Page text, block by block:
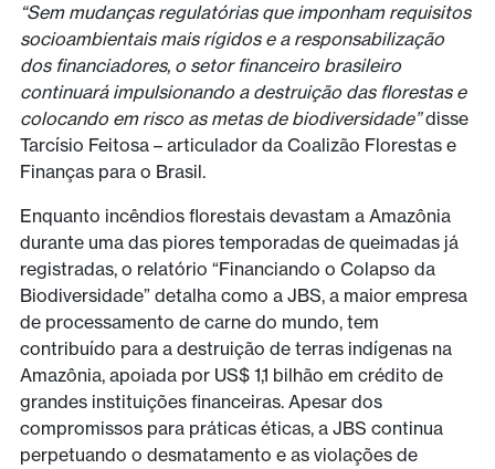
“Sem mudanças regulatórias que imponham requisitos
socioambientais mais rígidos e a responsabilização
dos financiadores, o setor financeiro brasileiro
continuará impulsionando a destruição das florestas e
colocando em risco as metas de biodiversidade”disse
Tarcísio Feitosa – articulador da Coalizão Florestas e
Finanças para o Brasil.
Enquanto incêndios florestais devastam a Amazônia
durante uma das piores temporadas de queimadas já
registradas, o relatório “Financiando o Colapso da
Biodiversidade” detalha como a JBS, a maior empresa
de processamento de carne do mundo, tem
contribuído para a destruição de terras indígenas na
Amazônia, apoiada por US$ 1,1 bilhão em crédito de
grandes instituições financeiras. Apesar dos
compromissos para práticas éticas, a JBS continua
perpetuando o desmatamento e as violações de